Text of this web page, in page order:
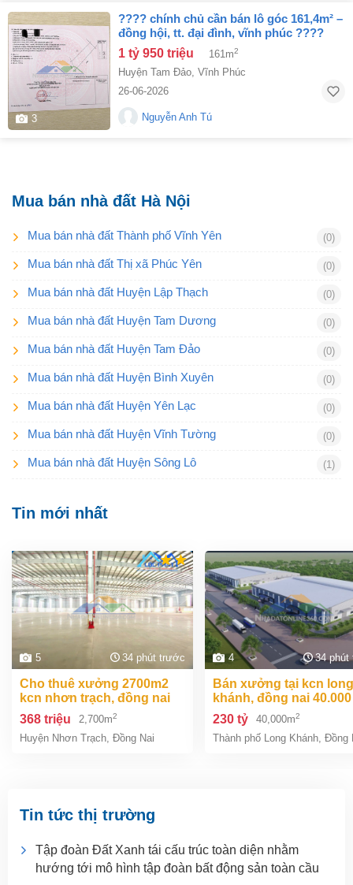
3
???? chính chủ cần bán lô góc 161,4m² –
đồng hội, tt. đại đình, vĩnh phúc ????
1 tỷ 950 triệu 161m2
Huyện Tam Đảo Vĩnh Phúc
26-06-2026
Nguyễn Anh Tú
Mua bán nhà đất Hà Nội
Mua bán nhà đất Thành phố Vĩnh Yên (0)
Mua bán nhà đất Thị xã Phúc Yên (0)
Mua bán nhà đất Huyện Lập Thạch (0)
Mua bán nhà đất Huyện Tam Dương (0)
Mua bán nhà đất Huyện Tam Đảo (0)
Mua bán nhà đất Huyện Bình Xuyên (0)
Mua bán nhà đất Huyện Yên Lạc (0)
Mua bán nhà đất Huyện Vĩnh Tường (0)
Mua bán nhà đất Huyện Sông Lô (1)
Tin mới nhất
5 34 phút trước
cho thuê xưởng 2700m2
kcn nhơn trạch, đồng nai
giá 368tr/tháng
368 triệu 2,700m2
Huyện Nhơn Trạch, Đồng Nai
4 34
bán xưởng tại kcn long
khánh, đồng nai
chỉ 230 tỷ
230 tỷ 40,000m2
Thành phố Long Khánh, Đồng
Tin tức thị trường
Tập đoàn Đất Xanh tái cấu trúc toàn diện nhằm
hướng tới mô hình tập đoàn bất động sản toàn cầu